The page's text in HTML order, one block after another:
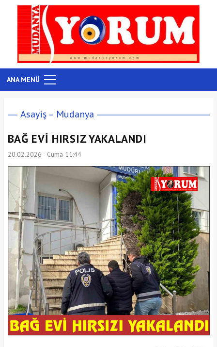
ANA MENÜ
Asayiş Mudanya
BAĞ EVİ HIRSIZ YAKALANDI
20.02.2026 - Cuma 11:44